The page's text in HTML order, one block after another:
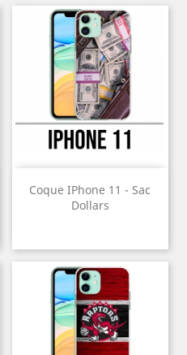
Coque IPhone 11 - Sac
Dollars